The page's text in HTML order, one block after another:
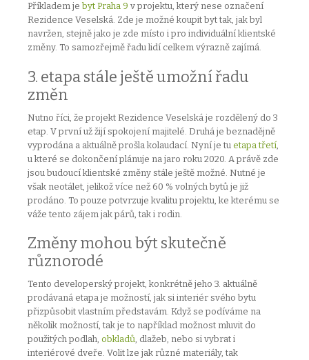
Příkladem je byt Praha 9 v projektu, který nese označení
Rezidence Veselská. Zde je možné koupit byt tak, jak byl
navržen, stejně jako je zde místo i pro individuální klientské
změny. To samozřejmě řadu lidí celkem výrazně zajímá.
3. etapa stále ještě umožní řadu
změn
Nutno říci, že projekt Rezidence Veselská je rozdělený do 3
etap. V první už žijí spokojení majitelé. Druhá je beznadějně
vyprodána a aktuálně prošla kolaudací. Nyní je tu etapa třetí
u které se dokončení plánuje na jaro roku 2020. A právě zde
jsou budoucí klientské změny stále ještě možné. Nutné je
však neotálet, jelikož více než 60 % volných bytů je již
prodáno. To pouze potvrzuje kvalitu projektu, ke kterému se
váže tento zájem jak párů, tak i rodin.
Změny mohou být skutečně
různorodé
Tento developerský projekt, konkrétně jeho 3. aktuálně
prodávaná etapa je možností, jak si interiér svého bytu
přizpůsobit vlastním představám. Když se podíváme na
několik možností, tak je to například možnost mluvit do
použitých podlah, obkladů, dlažeb, nebo si vybrat i
interiérové dveře. Volit lze jak různé materiály, tak